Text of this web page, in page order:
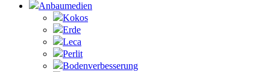
Anbaumedien
Kokos
Erde
Leca
Perlit
Bodenverbesserung